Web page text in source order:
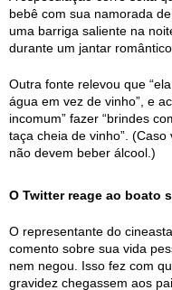
bebê com sua namorada
uma barriga saliente na
durante um jantar
Outra fonte relevou que
água em vez de vinho”, e
incomum” fazer “brindes
taça cheia de vinho”.
não devem beber álcool.)
O Twitter reage ao boato
O representante do
comento sobre sua vida
nem negou. Isso fez com
gravidez chegassem aos